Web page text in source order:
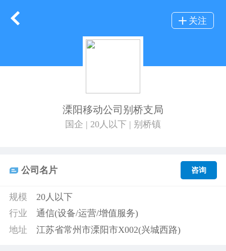
关注
溧阳移动公司别桥支局
国企 | 20人以下 | 别桥镇
公司名片 咨询
规模
20人以下
行业
通信(设备/运营/增值服务)
地址
江苏省常州市溧阳市X002(兴城西路)